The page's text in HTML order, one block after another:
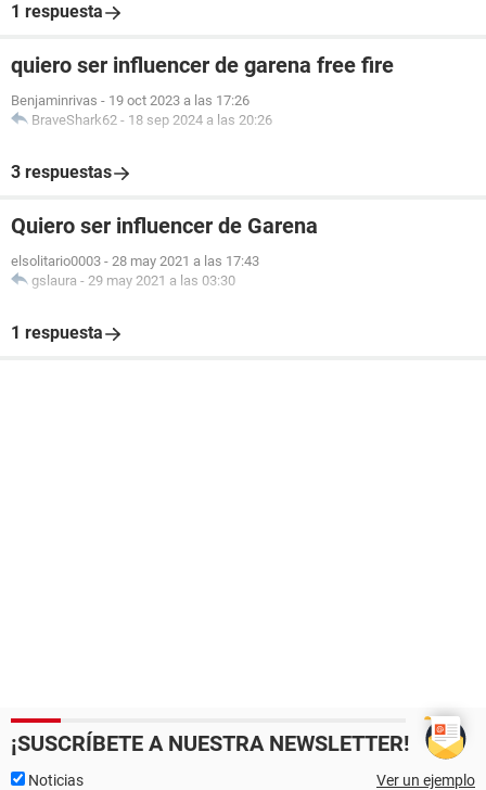
1 respuesta
quiero ser influencer de garena free fire
Benjaminrivas - 19 oct 2023 a las 17:26
BraveShark62 - 18 sep 2024 a las 20:26
3 respuestas
Quiero ser influencer de Garena
elsolitario0003 - 28 may 2021 a las 17:43
gslaura - 29 may 2021 a las 03:30
1 respuesta
¡SUSCRÍBETE A NUESTRA NEWSLETTER!
Noticias Ver un ejemplo